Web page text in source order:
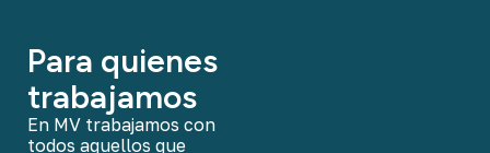
Para quienes
trabajamos
En MV trabajamos con
todos aquellos que